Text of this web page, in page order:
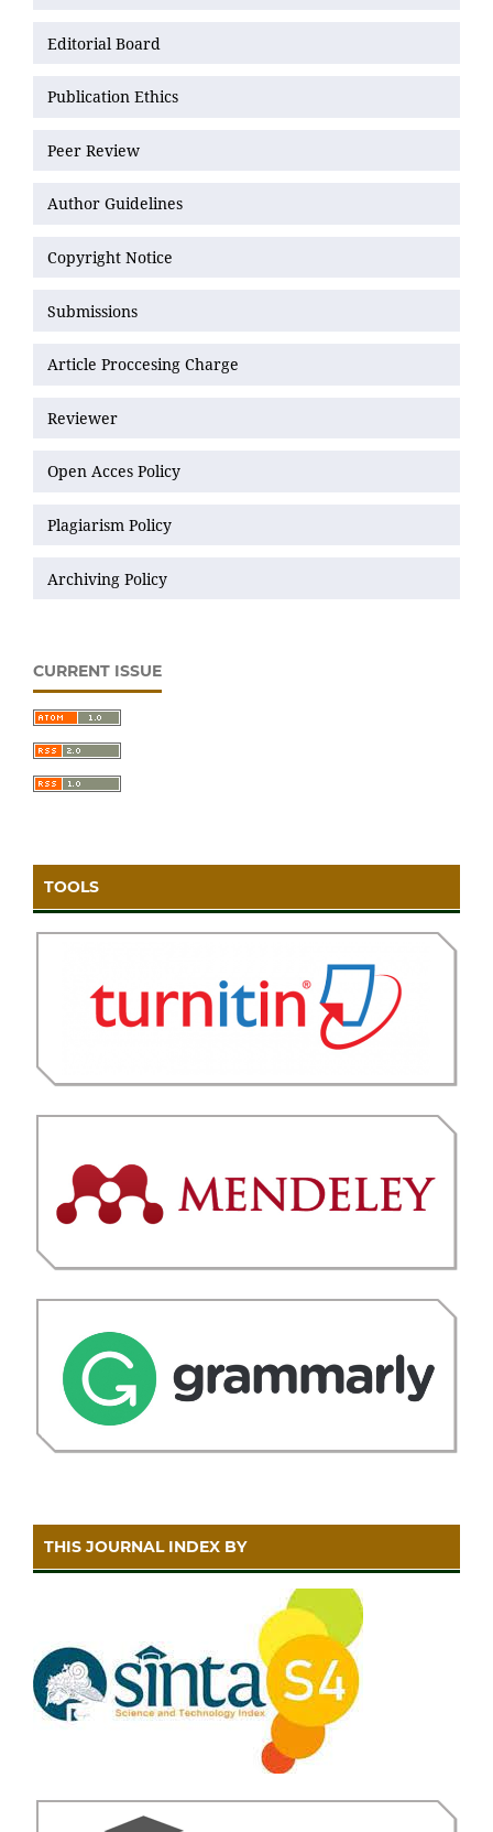
Editorial Board
Publication Ethics
Peer Review
Author Guidelines
Copyright Notice
Submissions
Article Proccesing Charge
Reviewer
Open Acces Policy
Plagiarism Policy
Archiving Policy
CURRENT ISSUE
TOOLS
THIS JOURNAL INDEX BY